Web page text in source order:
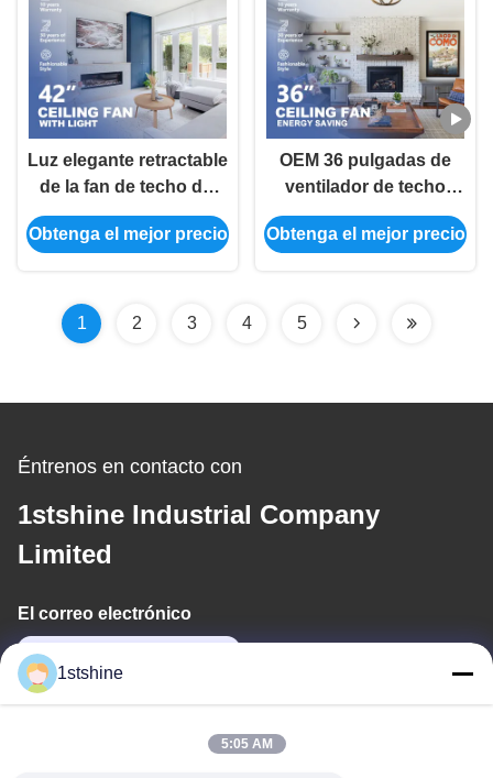
Luz elegante retractable
de la fan de techo del
LED, luz reservada de la
fan del motor de DC
Obtenga el mejor precio
OEM 36 pulgadas de
ventilador de techo
retráctil luz CCC CE
ROHS SAA CB ETL
Obtenga el mejor precio
1 2 3 4 5
Éntrenos en contacto con
1stshine Industrial Company
Limited
El correo electrónico
1stshine
5:05 AM